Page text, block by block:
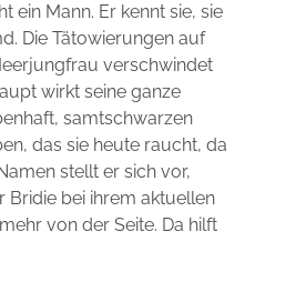
ein Mann. Er kennt sie, sie
Die Tätowierungen auf
verschwindet
wirkt seine ganze
samtschwarzen
das sie heute raucht, da
stellt er sich vor,
Bridie bei ihrem aktuellen
von der Seite. Da hilft